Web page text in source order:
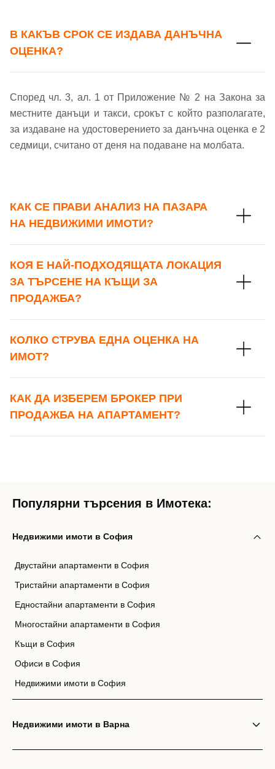
В КАКЪВ СРОК СЕ ИЗДАВА ДАНЪЧНА
ОЦЕНКА?
Според чл. 3, ал. 1 от Приложение № 2 на Закона за
местните данъци и такси, срокът с който разполагате,
за издаване на удостоверението за данъчна оценка е 2
седмици, считано от деня на подаване на молбата.
КАК СЕ ПРАВИ АНАЛИЗ НА ПАЗАРА
НА НЕДВИЖИМИ ИМОТИ?
КОЯ Е НАЙ-ПОДХОДЯЩАТА ЛОКАЦИЯ
ЗА ТЪРСЕНЕ НА КЪЩИ ЗА
ПРОДАЖБА?
КОЛКО СТРУВА ЕДНА ОЦЕНКА НА
ИМОТ?
КАК ДА ИЗБЕРЕМ БРОКЕР ПРИ
ПРОДАЖБА НА АПАРТАМЕНТ?
Популярни търсения в Имотека:
Недвижими имоти в София
Двустайни апартаменти в София
Тристайни апартаменти в София
Едностайни апартаменти в София
Многостайни апартаменти в София
Къщи в София
Офиси в София
Недвижими имоти в София
Недвижими имоти в Варна